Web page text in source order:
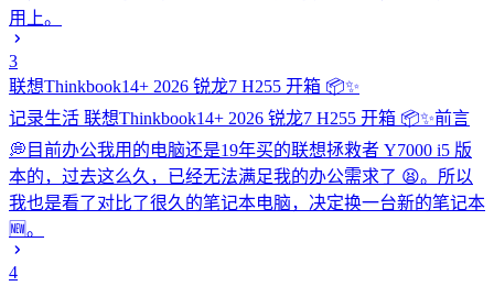
用上。
3
联想Thinkbook14+ 2026 锐龙7 H255 开箱 📦✨
记录生活 联想Thinkbook14+ 2026 锐龙7 H255 开箱 📦✨前言
💭目前办公我用的电脑还是19年买的联想拯救者 Y7000 i5 版
本的，过去这么久，已经无法满足我的办公需求了 😫。所以
我也是看了对比了很久的笔记本电脑，决定换一台新的笔记本
🆕。
4